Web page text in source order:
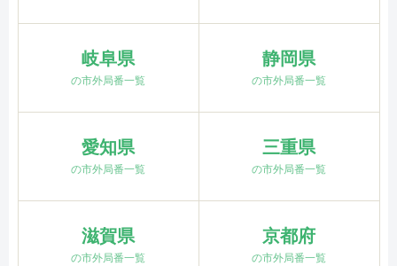
岐阜県
の市外局番一覧
静岡県
の市外局番一覧
愛知県
の市外局番一覧
三重県
の市外局番一覧
滋賀県
の市外局番一覧
京都府
の市外局番一覧